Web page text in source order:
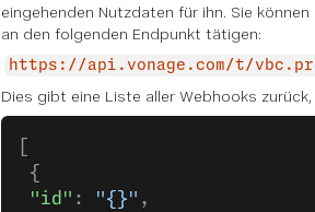
eingehenden Nutzdaten für ihn. Sie
an den folgenden Endpunkt tätigen:
https://api.vonage.com/t/
Dies gibt eine Liste aller Webhooks
{
"id" : "{}" ,